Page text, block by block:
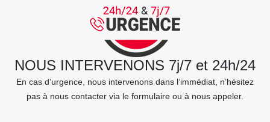
NOUS INTERVENONS 7j/7 et 24h/24
En cas d’urgence, nous intervenons dans l’immédiat, n’hésitez
pas à nous contacter via le formulaire ou à nous appeler.